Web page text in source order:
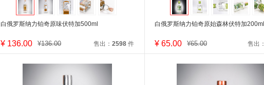
白俄罗斯纳力铂奇原味伏特加500ml
¥ 136.00 ¥136.00 售出：2598 件
白俄罗斯纳力铂奇原始森林伏特加200ml
¥65.00 ¥65.00 售出：